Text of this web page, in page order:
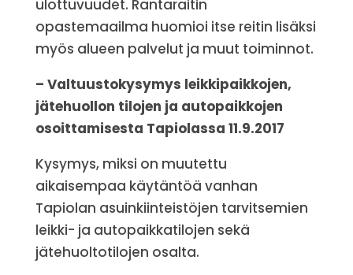
ulottuvuudet. Rantaraitin
opastemaailma huomioi itse reitin lisäksi
myös alueen palvelut ja muut toiminnot.
– Valtuustokysymys leikkipaikkojen,
jätehuollon tilojen ja autopaikkojen
osoittamisesta Tapiolassa 11.9.2017
Kysymys, miksi on muutettu
aikaisempaa käytäntöä vanhan
Tapiolan asuinkiinteistöjen tarvitsemien
leikki- ja autopaikkatilojen sekä
jätehuoltotilojen osalta.